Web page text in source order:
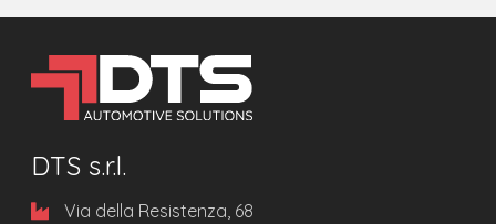
DTS s.r.l.
Via della Resistenza, 68